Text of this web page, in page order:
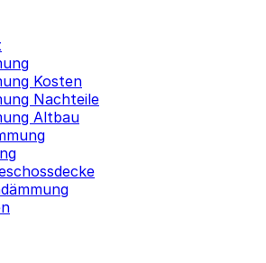
Kosten
Nachteile
Altbau